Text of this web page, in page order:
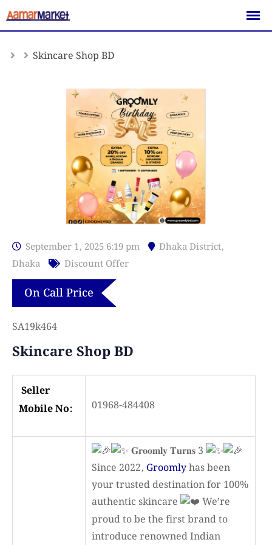
Skip
to
Skincare Shop BD
September 1, 2025 6:19 pm Dhaka District,
Dhaka
Discount Offer
On Call Price
SA19k464
Skincare Shop BD
Seller
Mobile No:
01968-484408
𝐆𝐫𝐨𝐨𝐦𝐥𝐲 𝐓𝐮𝐫𝐧𝐬 3
Since 2022, Groomlyhas been
your trusted destination for 100%
authentic skincare
We’re
proud to be the first brand to
introduce renowned Indian